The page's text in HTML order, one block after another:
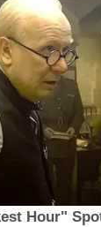
Hour"